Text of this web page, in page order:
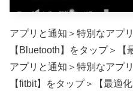
アプリと通知＞特別なアプ
【Bluetooth】をタップ＞
アプリと通知＞特別なアプ
【fitbit】をタップ＞【最適